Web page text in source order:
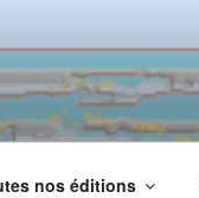
nos éditions